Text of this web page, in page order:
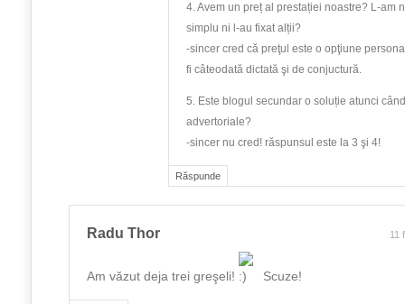
Răspunde
4. Avem un preț al prestației noastre? L-am
simplu ni l-au fixat alții?
-sincer cred că preţul este o opţiune
fi câteodată dictată şi de conjuctură.
5. Este blogul secundar o soluție atunci
advertoriale?
-sincer nu cred! răspunsul este la 3 şi 4!
Radu Thor 11
Am văzut deja trei greşeli! Scuze!